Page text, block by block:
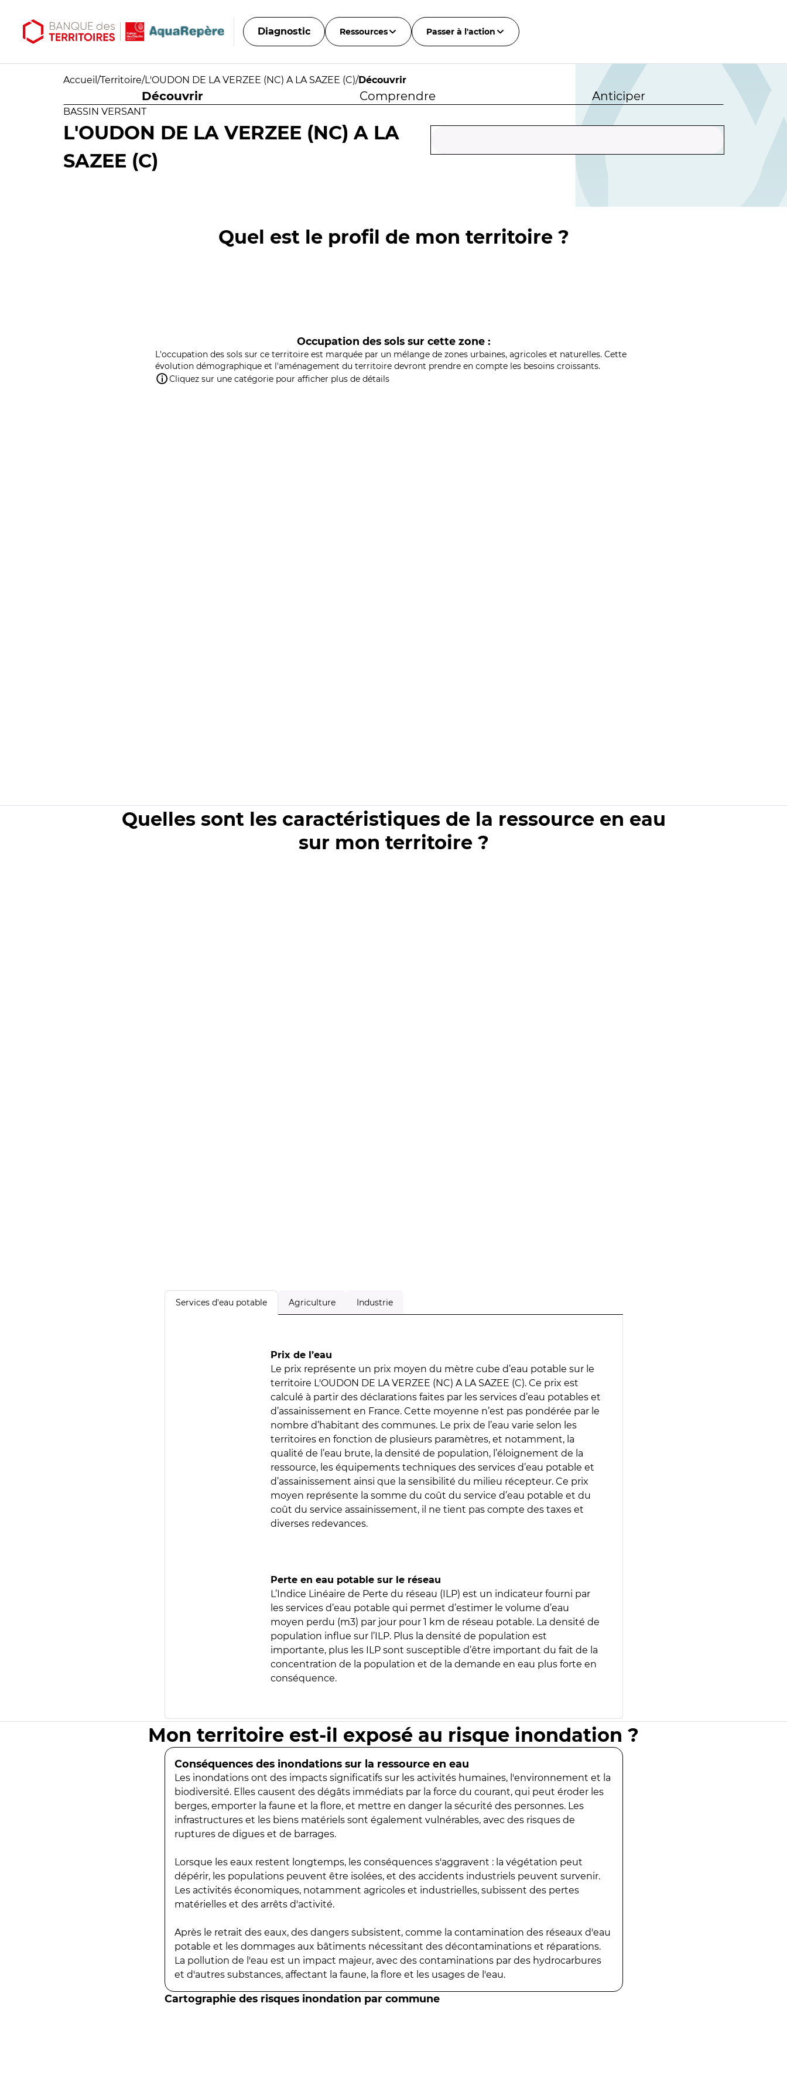
Diagnostic Ressources Passer à l'action
Accueil /Territoire/L'OUDON DE LA VERZEE (NC) A LA SAZEE (C)/Découvrir
Découvrir Comprendre Anticiper
BASSIN VERSANT
L'OUDON DE LA VERZEE (NC) A LA
SAZEE (C)
Quel est le profil de mon territoire ?
Occupation des sols sur cette zone :
L'occupation des sols sur ce territoire est marquée par un mélange de zones urbaines, agricoles et naturelles. Cette
évolution démographique et l'aménagement du territoire devront prendre en compte les besoins croissants.
Cliquez sur une catégorie pour afficher plus de détails
Quelles sont les caractéristiques de la ressource en eau
sur mon territoire ?
Services d'eau potable Agriculture Industrie
Prix de l’eau
Le prix représente un prix moyen du mètre cube d’eau potable sur le
territoire L'OUDON DE LA VERZEE (NC) A LA SAZEE (C). Ce prix est
calculé à partir des déclarations faites par les services d’eau potables et
d’assainissement en France. Cette moyenne n’est pas pondérée par le
nombre d’habitant des communes. Le prix de l’eau varie selon les
territoires en fonction de plusieurs paramètres, et notamment, la
qualité de l’eau brute, la densité de population, l’éloignement de la
ressource, les équipements techniques des services d’eau potable et
d’assainissement ainsi que la sensibilité du milieu récepteur. Ce prix
moyen représente la somme du coût du service d’eau potable et du
coût du service assainissement, il ne tient pas compte des taxes et
diverses redevances.
Perte en eau potable sur le réseau
L’Indice Linéaire de Perte du réseau (ILP) est un indicateur fourni par
les services d’eau potable qui permet d’estimer le volume d’eau
moyen perdu (m3) par jour pour 1 km de réseau potable. La densité de
population influe sur l’ILP. Plus la densité de population est
importante, plus les ILP sont susceptible d’être important du fait de la
concentration de la population et de la demande en eau plus forte en
conséquence.
Mon territoire est-il exposé au risque inondation ?
Conséquences des inondations sur la ressource en eau
Les inondations ont des impacts significatifs sur les activités humaines, l'environnement et la
biodiversité. Elles causent des dégâts immédiats par la force du courant, qui peut éroder les
berges, emporter la faune et la flore, et mettre en danger la sécurité des personnes. Les
infrastructures et les biens matériels sont également vulnérables, avec des risques de
ruptures de digues et de barrages.
Lorsque les eaux restent longtemps, les conséquences s'aggravent : la végétation peut
dépérir, les populations peuvent être isolées, et des accidents industriels peuvent survenir.
Les activités économiques, notamment agricoles et industrielles, subissent des pertes
matérielles et des arrêts d'activité.
Après le retrait des eaux, des dangers subsistent, comme la contamination des réseaux d'eau
potable et les dommages aux bâtiments nécessitant des décontaminations et réparations.
La pollution de l'eau est un impact majeur, avec des contaminations par des hydrocarbures
et d'autres substances, affectant la faune, la flore et les usages de l'eau.
Cartographie des risques inondation par commune